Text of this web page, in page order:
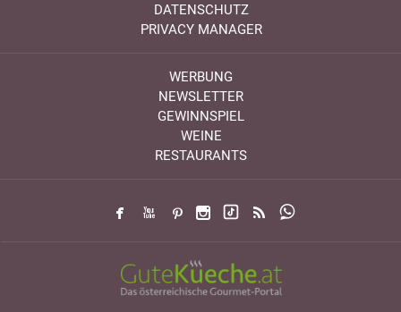
DATENSCHUTZ
PRIVACY MANAGER
WERBUNG
NEWSLETTER
GEWINNSPIEL
WEINE
RESTAURANTS